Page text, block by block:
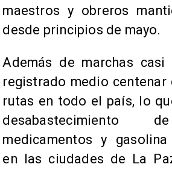
maestros y obreros
desde principios de mayo.
Además de marchas casi
registrado medio centenar
rutas en todo el país, lo
desabastecimiento
medicamentos y
en las ciudades de La